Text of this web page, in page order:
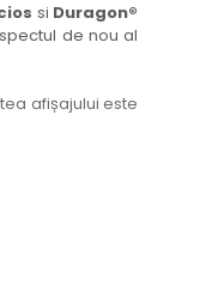
si Duragon®
de nou al
afișajului este